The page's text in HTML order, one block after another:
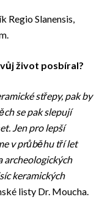
Regio Slanensis,
život posbíral?
střepy, pak by
se pak slepují
Jen pro lepší
v průběhu tří let
archeologických
keramických
listy Dr. Moucha.